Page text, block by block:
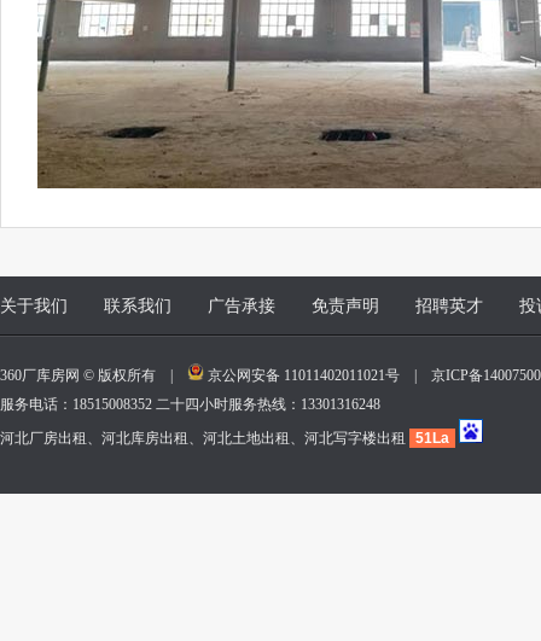
关于我们 联系我们 广告承接 免责声明 招聘英才 投
360厂库房网 © 版权所有 | 京公网安备 11011402011021号
京ICP备
服务电话：18515008352 二十四小时服务热线：13301316248
河北厂房出租、河北库房出租、河北土地出租、河北写字楼出租
51La